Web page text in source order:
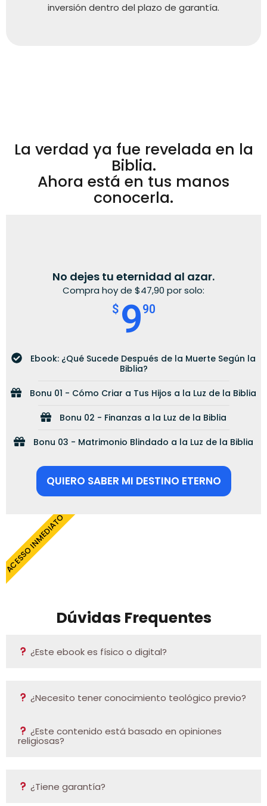
inversión dentro del plazo de garantía.
La verdad ya fue revelada en la
Biblia.
Ahora está en tus manos
conocerla.
No dejes tu eternidad al azar.
Compra hoy de $47,90 por solo:
$ 990
Ebook: ¿Qué Sucede Después de la Muerte Según la
Biblia?
Bonu 01 - Cómo Criar a Tus Hijos a la Luz de la Biblia
Bonu 02 - Finanzas a la Luz de la Biblia
Bonu 03 - Matrimonio Blindado a la Luz de la Biblia
QUIERO SABER MI DESTINO ETERNO
ACESSO INMEDIATO
Dúvidas Frequentes
¿Este ebook es físico o digital?
¿Necesito tener conocimiento teológico previo?
¿Este contenido está basado en opiniones
religiosas?
¿Tiene garantía?